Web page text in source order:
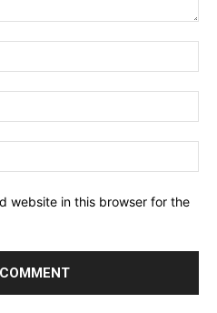
website in this browser for the